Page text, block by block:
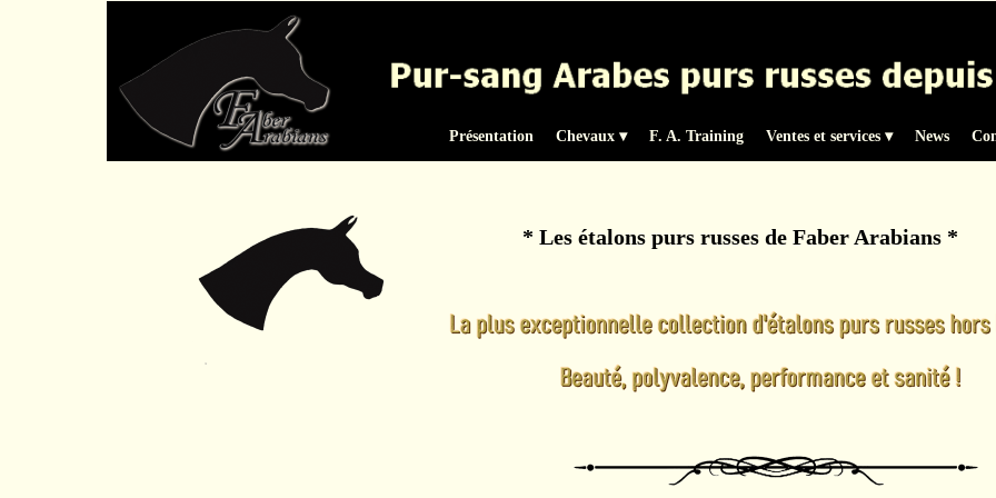
Présentation Chevaux ▾ F. A. Training Ventes et services ▾ News
* Les étalons purs russes de Faber Arabians *